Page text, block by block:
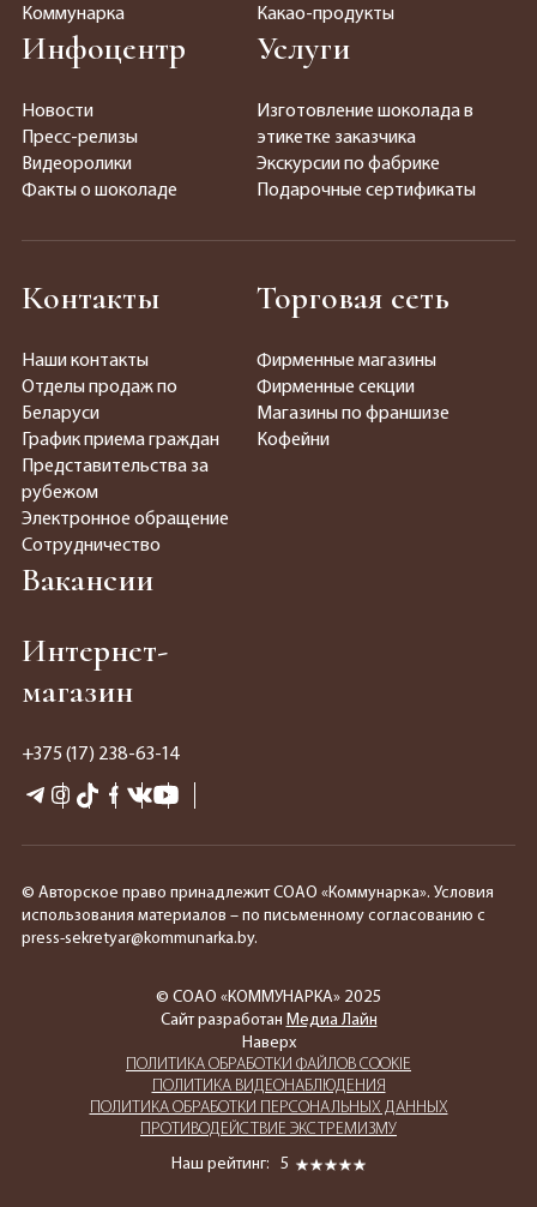
ПОЛИТИКА ОБРАБОТКИ ФАЙЛОВ COOKIE
ПОЛИТИКА ВИДЕОНАБЛЮДЕНИЯ
ПОЛИТИКА ОБРАБОТКИ ПЕРСОНАЛЬНЫХ ДАННЫХ
ПРОТИВОДЕЙСТВИЕ ЭКСТРЕМИЗМУ
Наш рейтинг:
5
Коммунарка
Какао-продукты
Инфоцентр
Новости
Пресс-релизы
Видеоролики
Факты о шоколаде
Услуги
Изготовление шоколада в
этикетке заказчика
Экскурсии по фабрике
Подарочные сертификаты
Контакты
Наши контакты
Отделы продаж по
Беларуси
График приема граждан
Представительства за
рубежом
Электронное обращение
Сотрудничество
Торговая сеть
Фирменные магазины
Фирменные секции
Магазины по франшизе
Кофейни
Вакансии
Интернет-
магазин
+375 (17) 238-63-14
© Авторское право принадлежит СОАО «Коммунарка». Условия
использования материалов – по письменному согласованию с
press-sekretyar@kommunarka.by.
© СОАО «КОММУНАРКА» 2025
Сайт разработан Медиа Лайн
Наверх